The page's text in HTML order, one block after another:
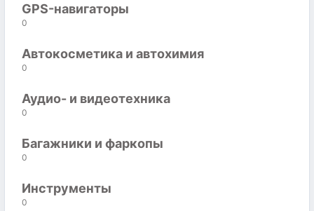
GPS-навигаторы
0
Автокосметика и автохимия
0
Аудио- и видеотехника
0
Багажники и фаркопы
0
Инструменты
0